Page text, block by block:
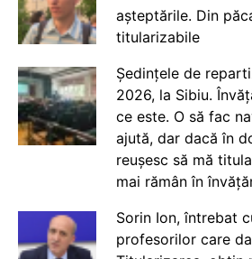
așteptările. Din
titularizabile
Ședințele de
2026, la Sibiu.
ce este. O să fac
ajută, dar dacă în
reușesc să mă
mai rămân în
Sorin Ion, întrebat
profesorilor care